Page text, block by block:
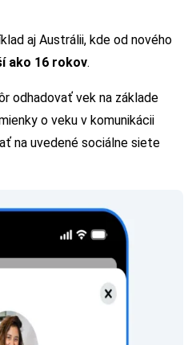
aj Austrálii, kde od nového
ako 16 rokov.
odhadovať vek na základe
o veku v komunikácii
na uvedené sociálne siete